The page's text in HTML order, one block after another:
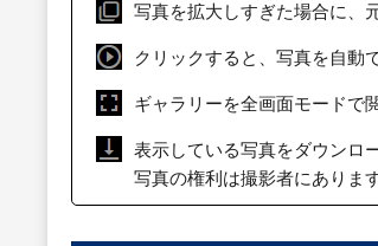
写真を拡大しすぎた場合に、
クリックすると、写真を自動
ギャラリーを全画面モードで
表示している写真をダウンロ
写真の権利は撮影者にありま